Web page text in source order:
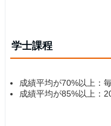
学士課程
成績平均が70%以上：
成績平均が85%以上：